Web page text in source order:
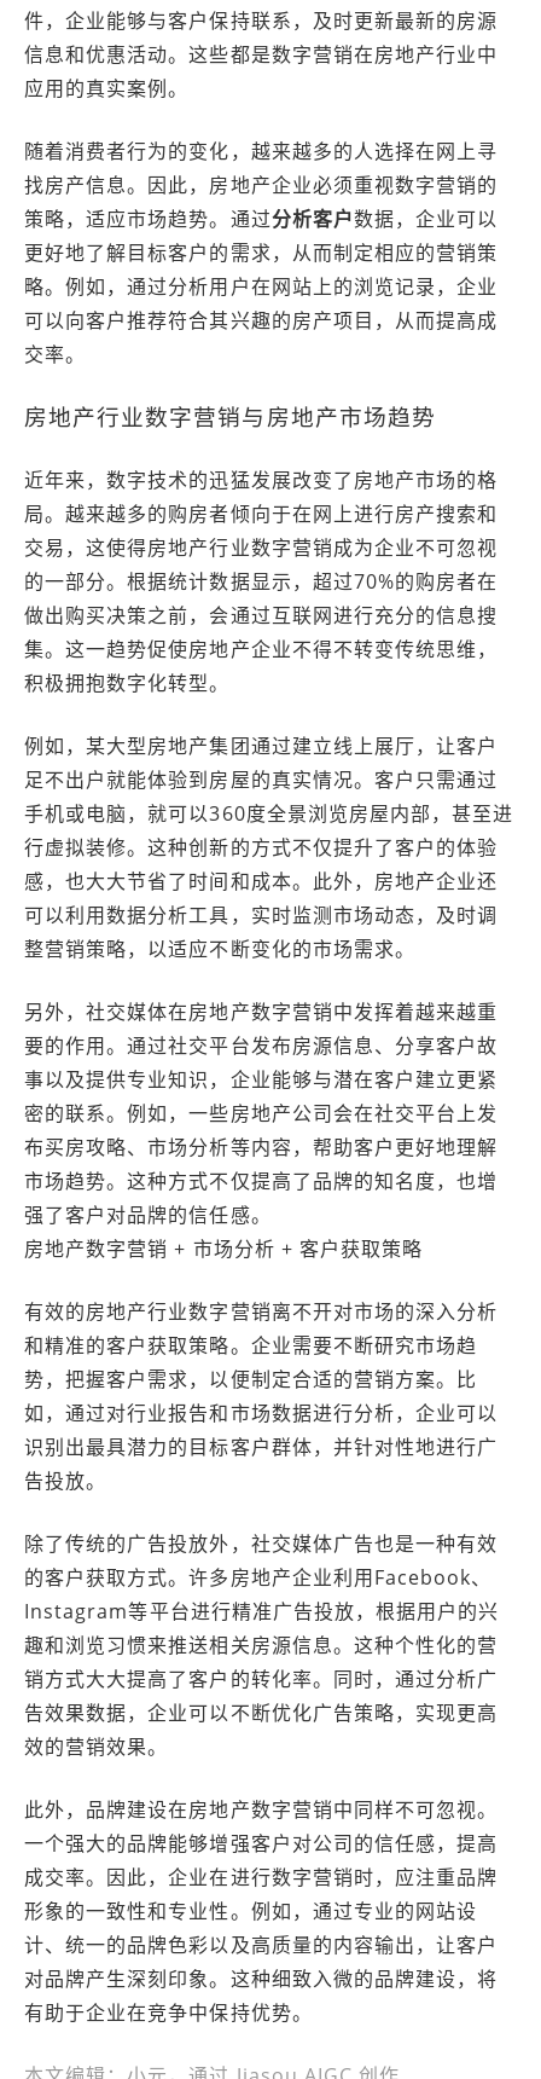
件，企业能够与客户保持联系，及时更新最新的房源
信息和优惠活动。这些都是数字营销在房地产行业中
应用的真实案例。
随着消费者行为的变化，越来越多的人选择在网上寻
找房产信息。因此，房地产企业必须重视数字营销的
策略，适应市场趋势。通过分析客户数据，企业可以
更好地了解目标客户的需求，从而制定相应的营销策
略。例如，通过分析用户在网站上的浏览记录，企业
可以向客户推荐符合其兴趣的房产项目，从而提高成
交率。
房地产行业数字营销与房地产市场趋势
近年来，数字技术的迅猛发展改变了房地产市场的格
局。越来越多的购房者倾向于在网上进行房产搜索和
交易，这使得房地产行业数字营销成为企业不可忽视
的一部分。根据统计数据显示，超过70%的购房者在
做出购买决策之前，会通过互联网进行充分的信息搜
集。这一趋势促使房地产企业不得不转变传统思维，
积极拥抱数字化转型。
例如，某大型房地产集团通过建立线上展厅，让客户
足不出户就能体验到房屋的真实情况。客户只需通过
手机或电脑，就可以360度全景浏览房屋内部，甚至进
行虚拟装修。这种创新的方式不仅提升了客户的体验
感，也大大节省了时间和成本。此外，房地产企业还
可以利用数据分析工具，实时监测市场动态，及时调
整营销策略，以适应不断变化的市场需求。
另外，社交媒体在房地产数字营销中发挥着越来越重
要的作用。通过社交平台发布房源信息、分享客户故
事以及提供专业知识，企业能够与潜在客户建立更紧
密的联系。例如，一些房地产公司会在社交平台上发
布买房攻略、市场分析等内容，帮助客户更好地理解
市场趋势。这种方式不仅提高了品牌的知名度，也增
强了客户对品牌的信任感。
房地产数字营销 + 市场分析 + 客户获取策略
有效的房地产行业数字营销离不开对市场的深入分析
和精准的客户获取策略。企业需要不断研究市场趋
势，把握客户需求，以便制定合适的营销方案。比
如，通过对行业报告和市场数据进行分析，企业可以
识别出最具潜力的目标客户群体，并针对性地进行广
告投放。
除了传统的广告投放外，社交媒体广告也是一种有效
的客户获取方式。许多房地产企业利用Facebook、
Instagram等平台进行精准广告投放，根据用户的兴
趣和浏览习惯来推送相关房源信息。这种个性化的营
销方式大大提高了客户的转化率。同时，通过分析广
告效果数据，企业可以不断优化广告策略，实现更高
效的营销效果。
此外，品牌建设在房地产数字营销中同样不可忽视。
一个强大的品牌能够增强客户对公司的信任感，提高
成交率。因此，企业在进行数字营销时，应注重品牌
形象的一致性和专业性。例如，通过专业的网站设
计、统一的品牌色彩以及高质量的内容输出，让客户
对品牌产生深刻印象。这种细致入微的品牌建设，将
有助于企业在竞争中保持优势。